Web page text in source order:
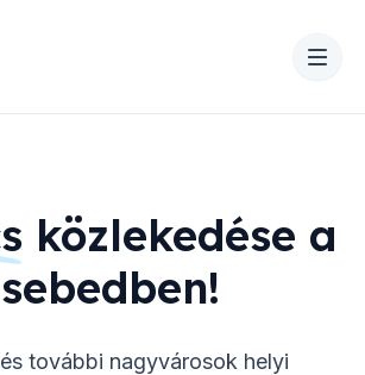
közlekedése a
további nagyvárosok helyi